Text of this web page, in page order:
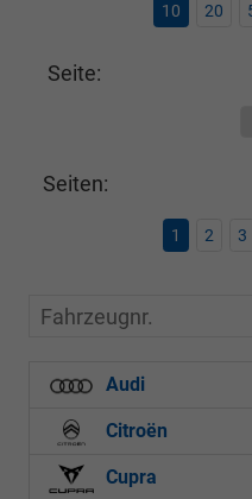
10 20
Seite:
Seiten:
1 2 3
Fahrzeugnr.
Audi
Citroën
Cupra